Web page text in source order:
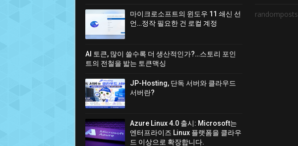
마이크로소프트의 윈도우 11 쇄신 선
언…정작 필요한 건 로컬 계정
AI 토큰, 많이 쓸수록 더 생산적인가?…스토리 포인
트의 전철을 밟는 토큰맥싱
JP-Hosting, 단독 서버와 클라우드
서버란?
Azure Linux 4.0 출시: Microsoft는
엔터프라이즈 Linux 플랫폼을 클라우
드 이상으로 확장합니다.
randomposts